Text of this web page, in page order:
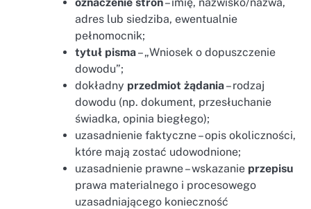
adres lub siedziba, ewentualnie
pełnomocnik;
tytuł pisma– „Wniosek o dopuszczenie
dowodu”;
dokładny przedmiot żądania– rodzaj
dowodu (np. dokument, przesłuchanie
świadka, opinia biegłego);
uzasadnienie faktyczne – opis okoliczności,
które mają zostać udowodnione;
uzasadnienie prawne – wskazanie przepisu
prawa materialnego i procesowego
uzasadniającego konieczność